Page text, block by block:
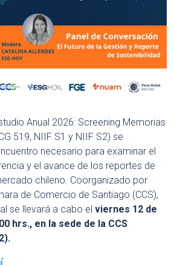
Anual 2026: Screening Memorias
519, NIIF S1 y NIIF S2) se
necesario para examinar el
y el avance de los reportes de
chileno. Coorganizado por
de Comercio de Santiago (CCS),
se llevará a cabo el viernes 12 de
hrs., en la sede de la CCS